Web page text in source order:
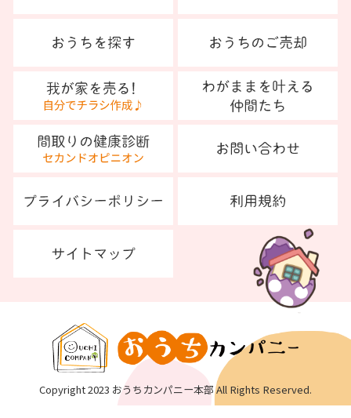
Copyright 2023 おうちカンパニー本部 All Rights Reserved.